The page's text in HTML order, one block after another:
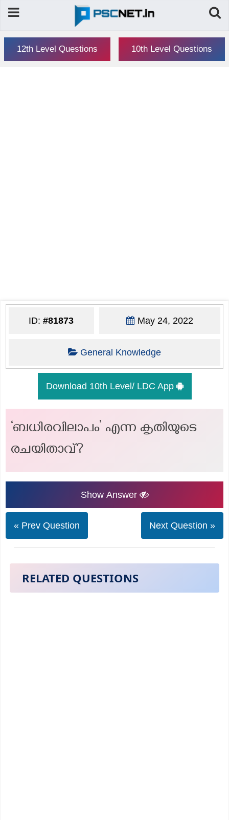
12th Level Questions 10th Level Questions
ID:#81873 May 24, 2022
General Knowledge
Download 10th Level/ LDC App
‘ബധിരവിലാപം’ എന്ന കൃതിയുടെ
രചയിതാവ്?
Show Answer
« Prev Question Next Question »
RELATED QUESTIONS